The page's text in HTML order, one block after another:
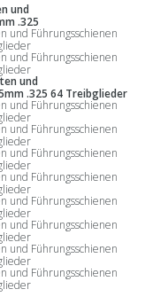
und
.325
und Führungsschienen
und Führungsschienen
und
.325 64 Treibglieder
und Führungsschienen
und Führungsschienen
und Führungsschienen
und Führungsschienen
und Führungsschienen
und Führungsschienen
und Führungsschienen
und Führungsschienen